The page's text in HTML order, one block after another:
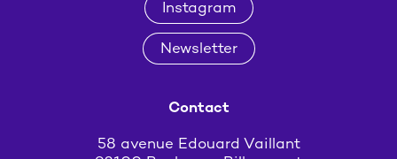
Instagram
Newsletter
Contact
58 avenue Edouard Vaillant